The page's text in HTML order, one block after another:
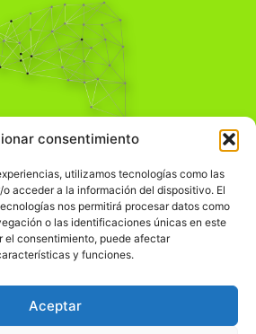
consentimiento
utilizamos tecnologías como las
acceder a la información del dispositivo. El
nos permitirá procesar datos como
o las identificaciones únicas en este
el consentimiento, puede afectar
y funciones.
Aceptar
Crítico
el mundo para transformarlo.
Legal
de privacidad
de cookies